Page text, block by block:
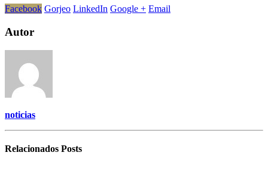
Facebook Gorjeo LinkedIn Google + Email
Autor
noticias
Relacionados Posts